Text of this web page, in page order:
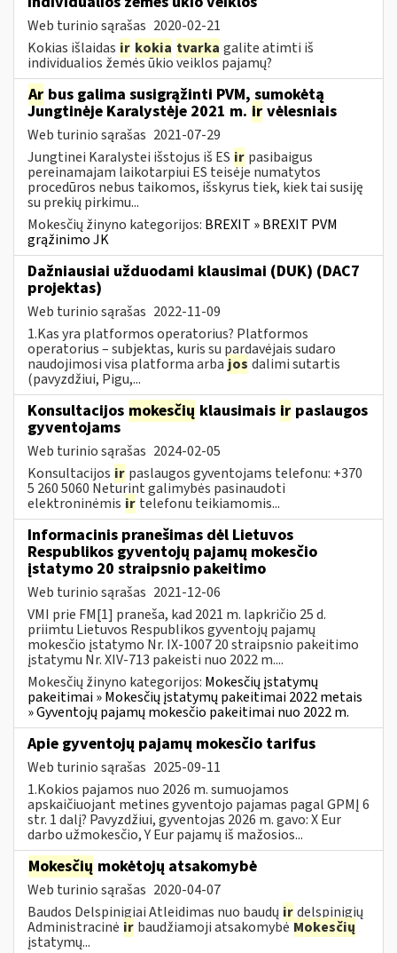
Web turinio sąrašas 2020-02-21
Kokias išlaidas ir kokia tvarka galite atimti iš
individualios žemės ūkio veiklos pajamų?
Ar bus galima susigrąžinti PVM, sumokėtą
Jungtinėje Karalystėje 2021 m. ir vėlesniais
Web turinio sąrašas 2021-07-29
Jungtinei Karalystei išstojus iš ES ir pasibaigus
pereinamajam laikotarpiui ES teisėje numatytos
procedūros nebus taikomos, išskyrus tiek, kiek tai susiję
su prekių pirkimu...
Mokesčių žinyno kategorijos: BREXIT » BREXIT PVM
grąžinimo JK
Dažniausiai užduodami klausimai (DUK) (DAC7
projektas)
Web turinio sąrašas 2022-11-09
1.Kas yra platformos operatorius? Platformos
operatorius – subjektas, kuris su pardavėjais sudaro
naudojimosi visa platforma arba jos dalimi sutartis
(pavyzdžiui, Pigu,...
Konsultacijos mokesčių klausimais ir paslaugos
gyventojams
Web turinio sąrašas 2024-02-05
Konsultacijos ir paslaugos gyventojams telefonu: +370
5 260 5060 Neturint galimybės pasinaudoti
elektroninėmis ir telefonu teikiamomis...
Informacinis pranešimas dėl Lietuvos
Respublikos gyventojų pajamų mokesčio
įstatymo 20 straipsnio pakeitimo
Web turinio sąrašas 2021-12-06
VMI prie FM[1] praneša, kad 2021 m. lapkričio 25 d.
priimtu Lietuvos Respublikos gyventojų pajamų
mokesčio įstatymo Nr. IX-1007 20 straipsnio pakeitimo
įstatymu Nr. XIV-713 pakeisti nuo 2022 m....
Mokesčių žinyno kategorijos: Mokesčių įstatymų
pakeitimai » Mokesčių įstatymų pakeitimai 2022 metais
» Gyventojų pajamų mokesčio pakeitimai nuo 2022 m.
Apie gyventojų pajamų mokesčio tarifus
Web turinio sąrašas 2025-09-11
1.Kokios pajamos nuo 2026 m. sumuojamos
apskaičiuojant metines gyventojo pajamas pagal GPMĮ 6
str. 1 dalį? Pavyzdžiui, gyventojas 2026 m. gavo: X Eur
darbo užmokesčio, Y Eur pajamų iš mažosios...
Mokesčių mokėtojų atsakomybė
Web turinio sąrašas 2020-04-07
Baudos Delspinigiai Atleidimas nuo baudų irdelspinigių
Administracinė ir baudžiamoji atsakomybėMokesčių
įstatymų...